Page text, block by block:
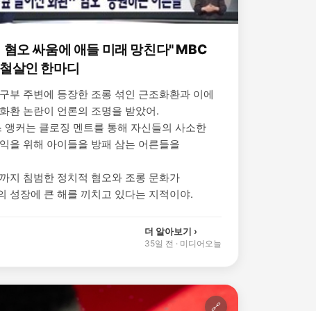
오 싸움에 애들 미래 망친다" MBC
살인 한마디
부 주변에 등장한 조롱 섞인 근조화환과 이에
환 논란이 언론의 조명을 받았어.
앵커는 클로징 멘트를 통해 자신들의 사소한
을 위해 아이들을 방패 삼는 어른들을
지 침범한 정치적 혐오와 조롱 문화가
성장에 큰 해를 끼치고 있다는 지적이야.
더 알아보기 ›
35일 전 · 미디어오늘
🔗